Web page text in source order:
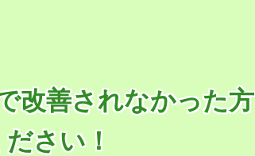
改善されなかった方
さい！